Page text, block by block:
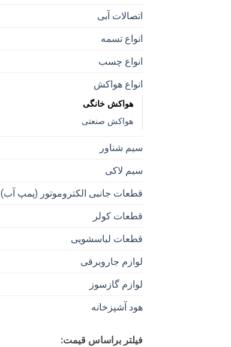
اتصالات آبی
انواع تسمه
انواع چسب
انواع هواکش
هواکش خانگی
هواکش صنعتی
سیم شناور
سیم لاکی
قطعات جانبی الکتروموتور (پمپ آب)
قطعات کولر
قطعات لباسشویی
لوازم جاروبرقی
لوازم گازسوز
هود آشپزخانه
فیلتر براساس قیمت: